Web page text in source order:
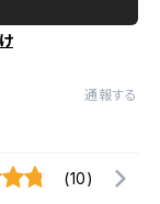
通報する
(10)